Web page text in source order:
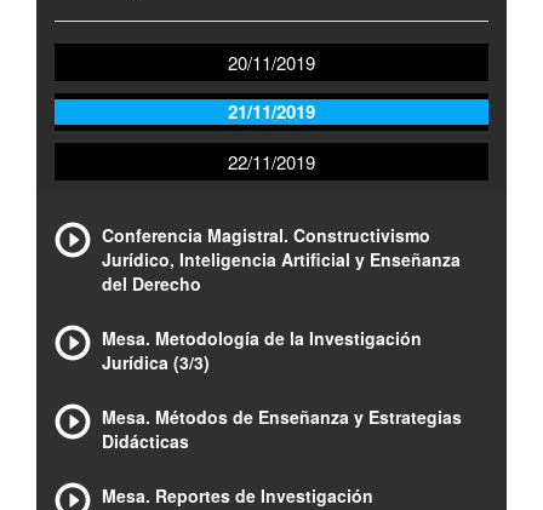
20/11/2019
21/11/2019
22/11/2019
Conferencia Magistral. Constructivismo
Jurídico, Inteligencia Artificial y Enseñanza
del Derecho
Mesa. Metodología de la Investigación
Jurídica (3/3)
Mesa. Métodos de Enseñanza y Estrategias
Didácticas
Mesa. Reportes de Investigación